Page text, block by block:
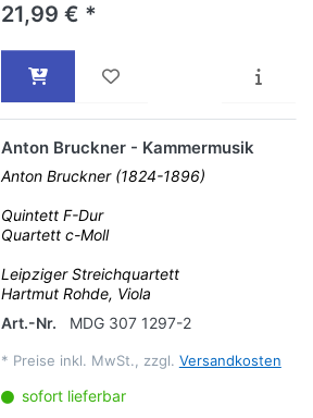
21,99 € *
Anton Bruckner - Kammermusik
Anton Bruckner (1824-1896)
Quintett F-Dur
Quartett c-Moll
Leipziger Streichquartett
Hartmut Rohde, Viola
Art.-Nr.
MDG 307 1297-2
* Preise inkl. MwSt., zzgl. Versandkosten
sofort lieferbar